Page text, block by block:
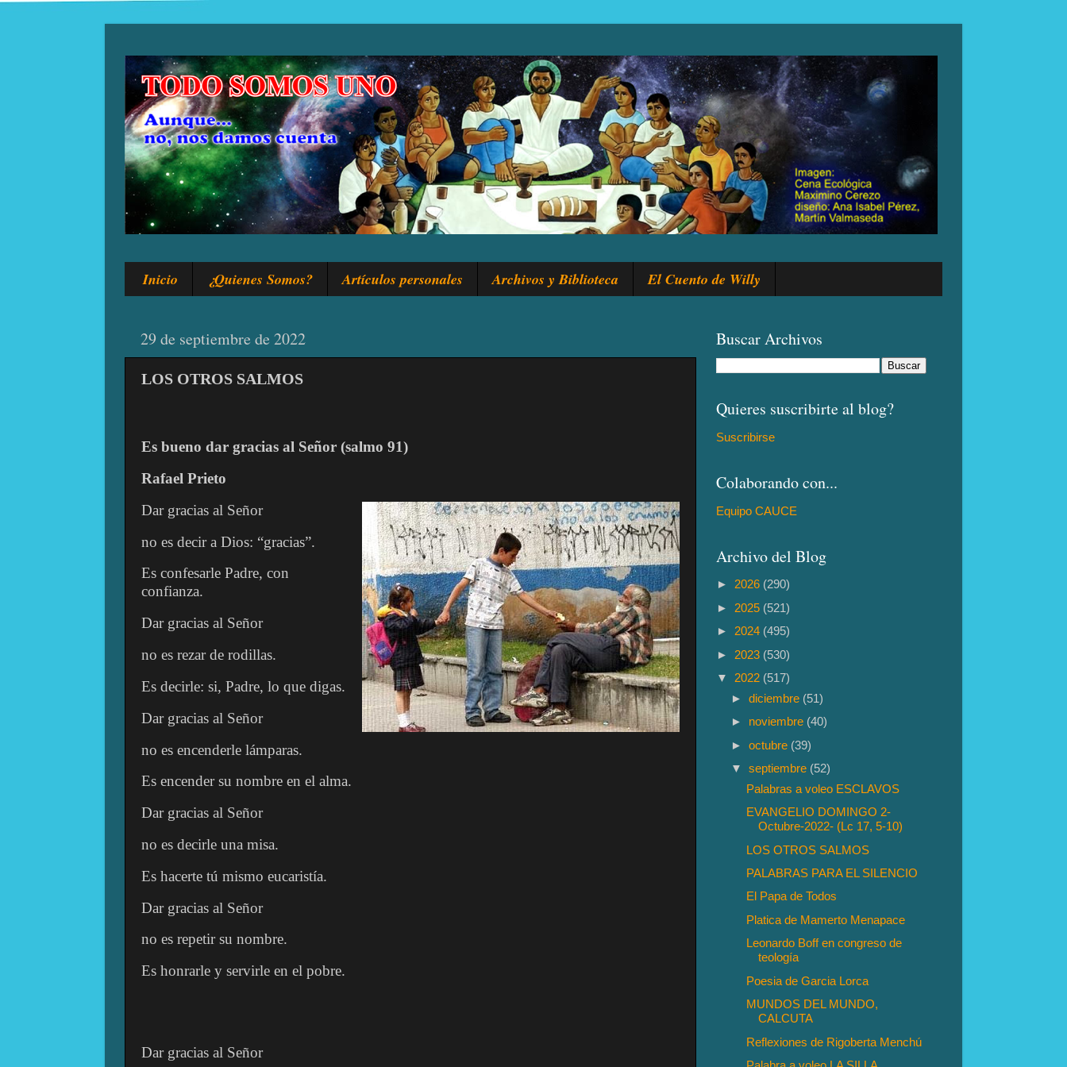
Inicio ¿Quienes Somos? Artículos personales Archivos y Biblioteca El Cuento de Willy
29 de septiembre de 2022
LOS OTROS SALMOS
Es bueno dar gracias al Señor (salmo 91)
Rafael Prieto
Dar gracias al Señor
no es decir a Dios: “gracias”.
Es confesarle Padre, con
confianza.
Dar gracias al Señor
no es rezar de rodillas.
Es decirle: si, Padre, lo que digas.
Dar gracias al Señor
no es encenderle lámparas.
Es encender su nombre en el alma.
Dar gracias al Señor
no es decirle una misa.
Es hacerte tú mismo eucaristía.
Dar gracias al Señor
no es repetir su nombre.
Es honrarle y servirle en el pobre.
Dar gracias al Señor
Buscar Archivos
Quieres suscribirte al blog?
Suscribirse
Colaborando con...
Equipo CAUCE
Archivo del Blog
► 2026 (290)
► 2025 (521)
► 2024 (495)
► 2023 (530)
▼ 2022 (517)
►diciembre (51)
► noviembre (40)
►octubre (39)
▼septiembre (52)
Palabras a voleo ESCLAVOS
EVANGELIO DOMINGO 2-
Octubre-2022- (Lc 17, 5-10)
LOS OTROS SALMOS
PALABRAS PARA EL SILENCIO
El Papa de Todos
Platica de Mamerto Menapace
Leonardo Boff en congreso de
teología
Poesia de Garcia Lorca
MUNDOS DEL MUNDO,
CALCUTA
Reflexiones de Rigoberta Menchú